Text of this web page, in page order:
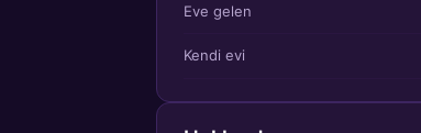
Eve gelen
Kendi evi